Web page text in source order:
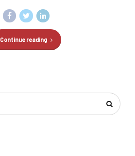
Continue reading